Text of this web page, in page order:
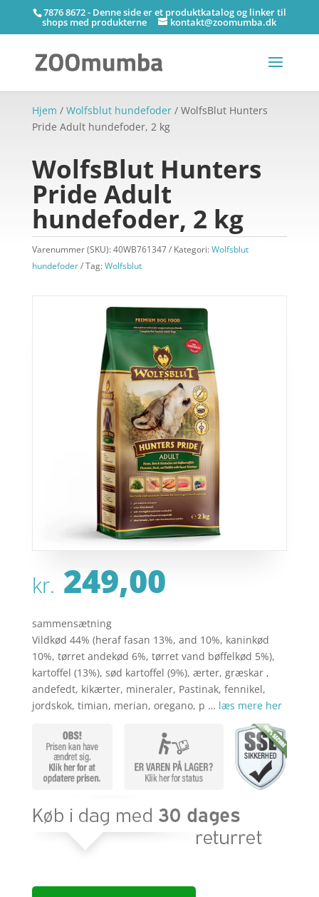
7876 8672 - Denne side er et produktkatalog og linker til
shops med produkterne kontakt@zoomumba.dk
Hjem / Wolfsblut hundefoder/ WolfsBlut Hunters
Pride Adult hundefoder, 2 kg
WolfsBlut Hunters
Pride Adult
hundefoder, 2 kg
Varenummer (SKU):40WB761347 Kategori:Wolfsblut
hundefoder
Tag:Wolfsblut
kr. 249,00
sammensætning
Vildkød 44% (heraf fasan 13%, and 10%, kaninkød
10%, tørret andekød 6%, tørret vand bøffelkød 5%),
kartoffel (13%), sød kartoffel (9%), ærter, græskar ,
andefedt, kikærter, mineraler, Pastinak, fennikel,
jordskok, timian, merian, oregano, p … læs mere her